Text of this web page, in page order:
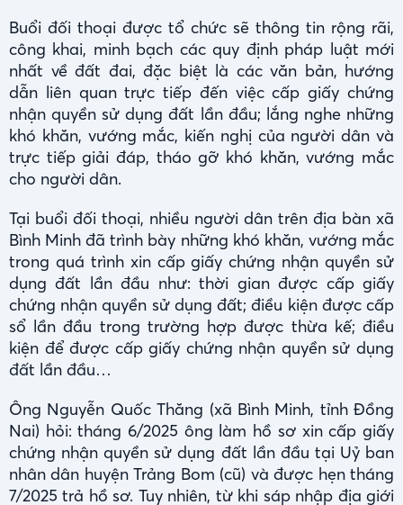
Buổi đối thoại được tổ chức sẽ thông tin rộng rãi,
công khai, minh bạch các quy định pháp luật mới
nhất về đất đai, đặc biệt là các văn bản, hướng
dẫn liên quan trực tiếp đến việc cấp giấy chứng
nhận quyền sử dụng đất lần đầu; lắng nghe những
khó khăn, vướng mắc, kiến nghị của người dân và
trực tiếp giải đáp, tháo gỡ khó khăn, vướng mắc
cho người dân.
Tại buổi đối thoại, nhiều người dân trên địa bàn xã
Bình Minh đã trình bày những khó khăn, vướng mắc
trong quá trình xin cấp giấy chứng nhận quyền sử
dụng đất lần đầu như: thời gian được cấp giấy
chứng nhận quyền sử dụng đất; điều kiện được cấp
sổ lần đầu trong trường hợp được thừa kế; điều
kiện để được cấp giấy chứng nhận quyền sử dụng
đất lần đầu…
Ông Nguyễn Quốc Thăng (xã Bình Minh, tỉnh Đồng
Nai) hỏi: tháng 6/2025 ông làm hồ sơ xin cấp giấy
chứng nhận quyền sử dụng đất lần đầu tại Uỷ ban
nhân dân huyện Trảng Bom (cũ) và được hẹn tháng
7/2025 trả hồ sơ. Tuy nhiên, từ khi sáp nhập địa giới